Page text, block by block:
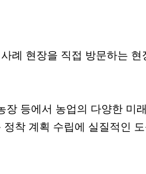
례 현장을 직접 방문하는 현
장 등에서 농업의 다양한 미
착 계획 수립에 실질적인